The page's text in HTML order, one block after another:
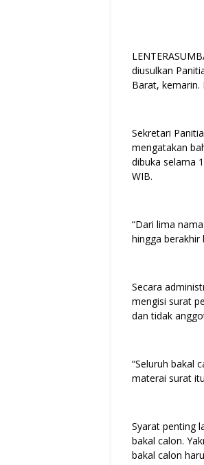
diusulkan
Barat, kemarin.
Sekretari
mengatakan
dibuka selama
WIB.
“Dari lima
hingga berakhir
Secara
mengisi surat
dan tidak
“Seluruh bakal
materai surat
Syarat penting
bakal calon.
bakal calon